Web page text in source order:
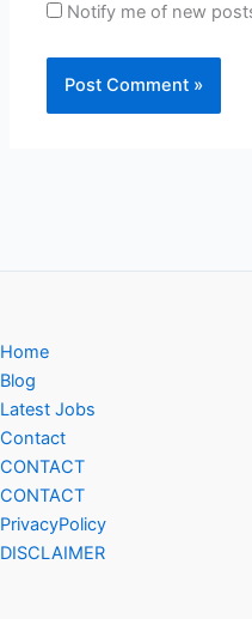
Notify me of new
Home
Blog
Latest Jobs
Contact
CONTACT
CONTACT
PrivacyPolicy
DISCLAIMER